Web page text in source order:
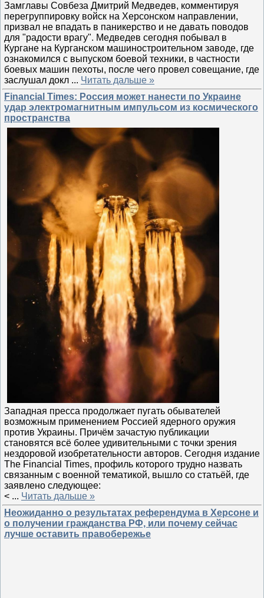
Замглавы Совбеза Дмитрий Медведев, комментируя
перегруппировку войск на Херсонском направлении,
призвал не впадать в паникерство и не давать поводов
для "радости врагу". Медведев сегодня побывал в
Кургане на Курганском машиностроительном заводе, где
ознакомился с выпуском боевой техники, в частности
боевых машин пехоты, после чего провел совещание, где
заслушал докл ... Читать дальше »
Financial Times: Россия может нанести по Украине
удар электромагнитным импульсом из космического
пространства
Западная пресса продолжает пугать обывателей
возможным применением Россией ядерного оружия
против Украины. Причём зачастую публикации
становятся всё более удивительными с точки зрения
нездоровой изобретательности авторов. Сегодня издание
The Financial Times, профиль которого трудно назвать
связанным с военной тематикой, вышло со статьёй, где
заявлено следующее:
< ... Читать дальше »
Неожиданно о результатах референдума в Херсоне и
о получении гражданства РФ, или почему сейчас
лучше оставить правобережье